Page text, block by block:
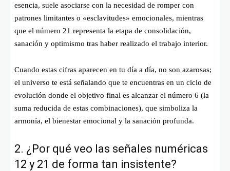
esencia, suele asociarse con la necesidad de romper con
patrones limitantes o «esclavitudes» emocionales, mientras
que el número 21 representa la etapa de consolidación,
sanación y optimismo tras haber realizado el trabajo interior.
Cuando estas cifras aparecen en tu día a día, no son azarosas;
el universo te está señalando que te encuentras en un ciclo de
evolución donde el objetivo final es alcanzar el número 6 (la
suma reducida de estas combinaciones), que simboliza la
armonía, el bienestar emocional y la sanación profunda.
2. ¿Por qué veo las señales numéricas
12 y 21 de forma tan insistente?